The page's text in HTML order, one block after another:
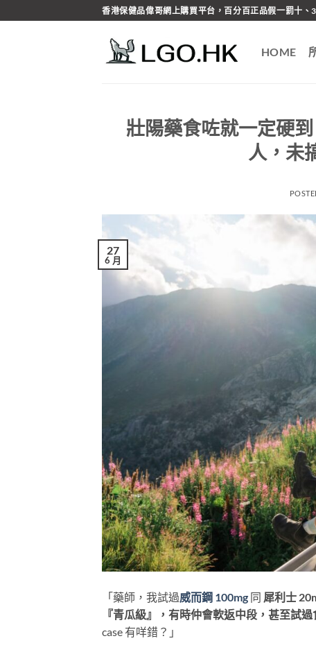
to
香港保健品偉哥網上購買平台，百分百正品假一罰十、
HOME
壯陽藥食咗就一定硬
人，未
27
6 月
「藥師，我試過威而鋼 100mg ​ 同 犀利士
『青瓜級』，有時仲會軟返中段，甚至試過
case 有咩錯？」